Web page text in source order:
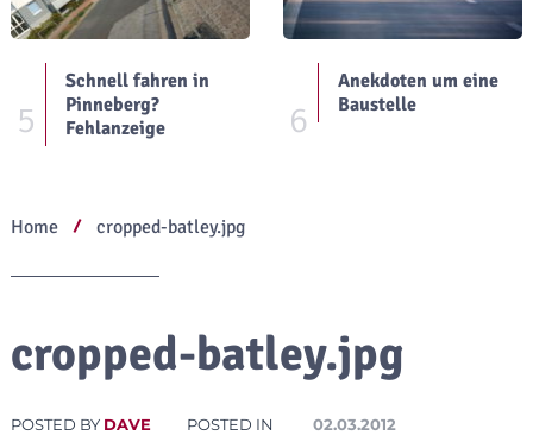
5
Schnell fahren in
Pinneberg?
Fehlanzeige
6
Anekdoten um eine
Baustelle
Home cropped-batley.jpg
cropped-batley.jpg
POSTED BY DAVE POSTED IN 02.03.2012